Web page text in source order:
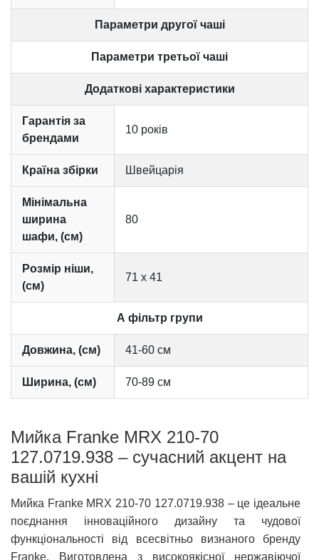
Параметри другої чаші
Параметри третьої чаші
Додаткові характеристики
Гарантія за
брендами
10 років
Країна збірки Швейцарія
Мінімальна
ширина
шафи, (см)
80
Розмір ніши,
(см)
71 х 41
А фільтр групи
Довжина, (см) 41-60 см
Ширина, (см) 70-89 см
Мийка Franke MRX 210-70
127.0719.938 – сучасний акцент на
вашій кухні
Мийка Franke MRX 210-70 127.0719.938 – це ідеальне
поєднання інноваційного дизайну та чудової
функціональності від всесвітньо визнаного бренду
Franke. Виготовлена з високоякісної нержавіючої